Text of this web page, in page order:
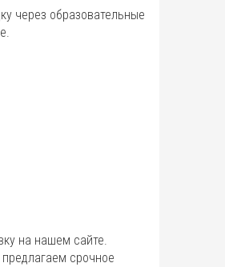
через образовательные
на нашем сайте.
срочное